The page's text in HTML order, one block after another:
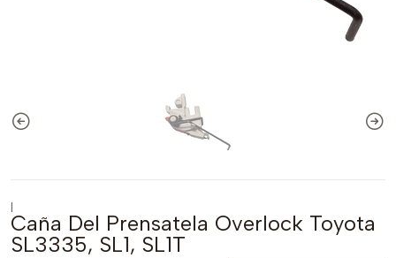
|
Caña Del Prensatela Overlock Toyota
SL3335, SL1, SL1T